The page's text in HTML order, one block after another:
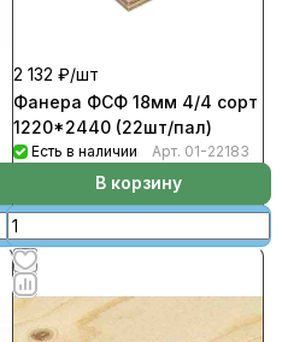
2 132 ₽/шт
Фанера ФСФ 18мм 4/4 сорт
1220*2440 (22шт/пал)
Есть в наличии Арт. 01-22183
В корзину